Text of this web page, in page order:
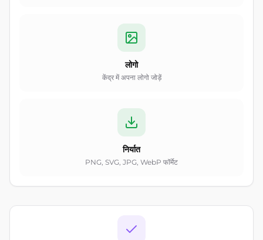
लोगो
केंद्र में अपना लोगो जोड़ें
निर्यात
PNG, SVG, JPG, WebP फॉर्मेट